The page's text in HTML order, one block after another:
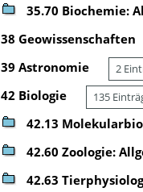
35.70 Biochemie:
38 Geowissenschaften
39 Astronomie 2
42 Biologie 135
42.13
42.60 Zoologie:
42.63